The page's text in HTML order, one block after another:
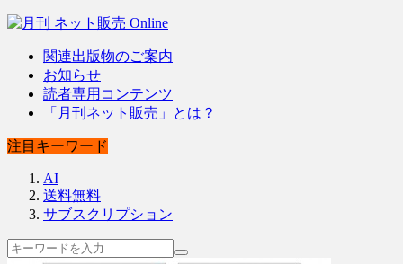
関連出版物のご案内
お知らせ
読者専用コンテンツ
「月刊ネット販売」とは？
注目キーワード
AI
送料無料
サブスクリプション